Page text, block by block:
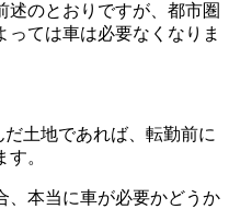
述のとおりですが、都市圏
っては車は必要なくなりま
土地であれば、転勤前に
。
、本当に車が必要かどうか